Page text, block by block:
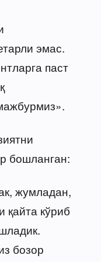
эмас.
паст
бошланган:
жумладан,
қайта кўриб
бозор